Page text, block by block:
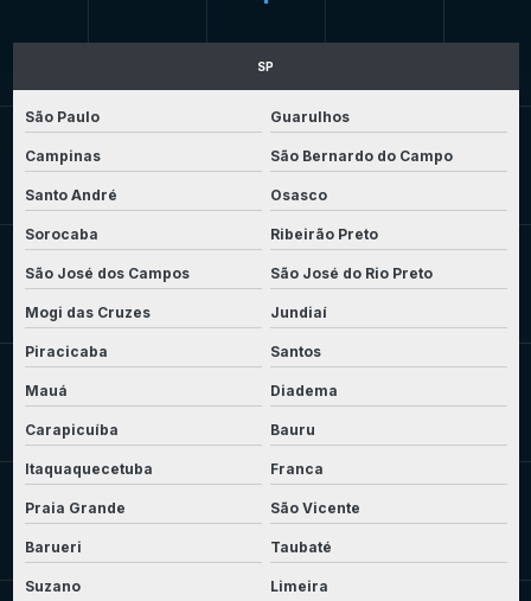
SP
São Paulo Guarulhos
Campinas São Bernardo do Campo
Santo André Osasco
Sorocaba Ribeirão Preto
São José dos Campos São José do Rio Preto
Mogi das Cruzes Jundiaí
Piracicaba Santos
Mauá Diadema
Carapicuíba Bauru
Itaquaquecetuba Franca
Praia Grande São Vicente
Barueri Taubaté
Suzano Limeira